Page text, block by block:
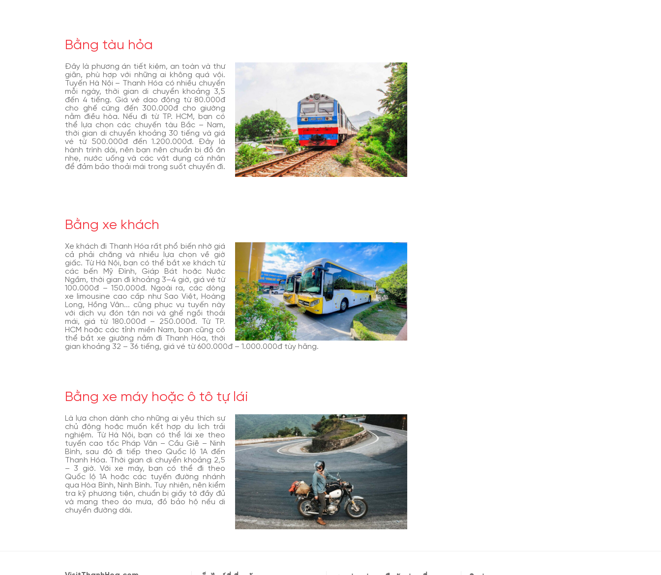
Bằng tàu hỏa
Đây là phương án tiết kiệm, an toàn và thư
giãn, phù hợp với những ai không quá vội.
Tuyến Hà Nội – Thanh Hóa có nhiều chuyến
mỗi ngày, thời gian di chuyển khoảng 3,5
đến 4 tiếng. Giá vé dao động từ 80.000đ
cho ghế cứng đến 300.000đ cho giường
nằm điều hòa. Nếu đi từ TP. HCM, bạn có
thể lựa chọn các chuyến tàu Bắc – Nam,
thời gian di chuyển khoảng 30 tiếng và giá
vé từ 500.000đ đến 1.200.000đ. Đây là
hành trình dài, nên bạn nên chuẩn bị đồ ăn
nhẹ, nước uống và các vật dụng cá nhân
để đảm bảo thoải mái trong suốt chuyến đi.
Bằng xe khách
Xe khách đi Thanh Hóa rất phổ biến nhờ giá
cả phải chăng và nhiều lựa chọn về giờ
giấc. Từ Hà Nội, bạn có thể bắt xe khách từ
các bến Mỹ Đình, Giáp Bát hoặc Nước
Ngầm, thời gian đi khoảng 3–4 giờ, giá vé từ
100.000đ – 150.000đ. Ngoài ra, các dòng
xe limousine cao cấp như Sao Việt, Hoàng
Long, Hồng Vân... cũng phục vụ tuyến này
với dịch vụ đón tận nơi và ghế ngồi thoải
mái, giá từ 180.000đ – 250.000đ. Từ TP.
HCM hoặc các tỉnh miền Nam, bạn cũng có
thể bắt xe giường nằm đi Thanh Hóa, thời
gian khoảng 32 – 36 tiếng, giá vé từ 600.000đ – 1.000.000đ tùy hãng.
Bằng xe máy hoặc ô tô tự lái
Là lựa chọn dành cho những ai yêu thích sự
chủ động hoặc muốn kết hợp du lịch trải
nghiệm. Từ Hà Nội, bạn có thể lái xe theo
tuyến cao tốc Pháp Vân – Cầu Giẽ – Ninh
Bình, sau đó đi tiếp theo Quốc lộ 1A đến
Thanh Hóa. Thời gian di chuyển khoảng 2,5
– 3 giờ. Với xe máy, bạn có thể đi theo
Quốc lộ 1A hoặc các tuyến đường nhánh
qua Hòa Bình, Ninh Bình. Tuy nhiên, nên kiểm
tra kỹ phương tiện, chuẩn bị giấy tờ đầy đủ
và mang theo áo mưa, đồ bảo hộ nếu di
chuyển đường dài.